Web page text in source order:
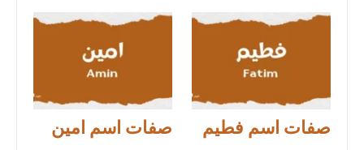
صفات اسم فطيم صفات اسم امين